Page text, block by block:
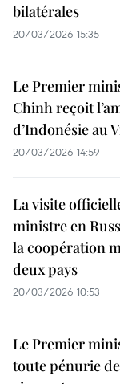
bilatérales
20/03/2026 15:35
Le Premier
Chinh reçoit
d’Indonésie au
20/03/2026 14:59
La visite
ministre en
la coopération
deux pays
20/03/2026 10:53
Le Premier
toute pénurie